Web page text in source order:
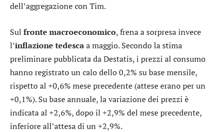
dell’aggregazione con Tim.
Sul fronte macroeconomico, frena a sorpresa invece
l’inflazione tedescaa maggio. Secondo la stima
preliminare pubblicata da Destatis, i prezzi al consumo
hanno registrato un calo dello 0,2% su base mensile,
rispetto al +0,6% mese precedente (attese erano per un
+0,1%). Su base annuale, la variazione dei prezzi è
indicata al +2,6%, dopo il +2,9% del mese precedente,
inferiore all’attesa di un +2,9%.